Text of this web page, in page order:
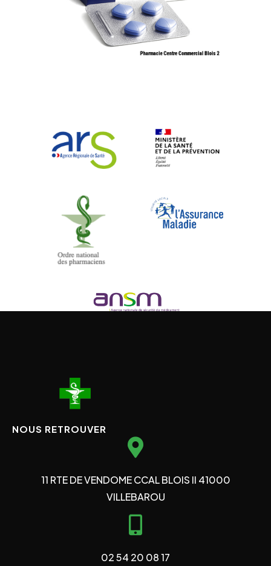
NOUS RETROUVER
11 RTE DE VENDOME CCAL BLOIS II 41000
VILLEBAROU
02 54 20 08 17